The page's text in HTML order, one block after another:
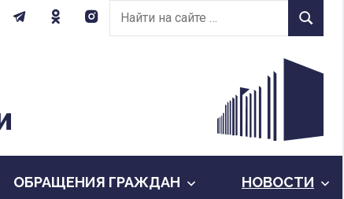
Найти
на
Найти
ОБРАЩЕНИЯ ГРАЖДАН НОВОСТИ